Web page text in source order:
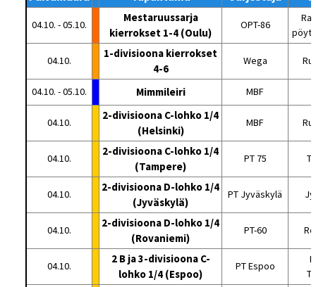
04.10. - 05.10.
Mestaruussarja
kierrokset 1-4 (Oulu)
OPT-86
04.10.
1-divisioona kierrokset
4-6
Wega
04.10. - 05.10. Mimmileiri MBF
04.10.
2-divisioona C-lohko 1/4
(Helsinki)
MBF
04.10.
2-divisioona C-lohko 1/4
(Tampere)
PT 75
04.10.
2-divisioona D-lohko 1/4
(Jyväskylä)
PT Jyväskylä
04.10.
2-divisioona D-lohko 1/4
(Rovaniemi)
PT-60
04.10.
2 B ja 3-divisioona C-
lohko 1/4 (Espoo)
PT Espoo